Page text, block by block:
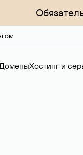
ДоменыХостинг и